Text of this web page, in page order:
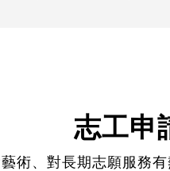
志工申
術、對長期志願服務有